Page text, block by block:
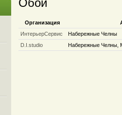
Обои
Организация
ИнтерьерСервис
Набережные Челны
D.I.studio
Набережные Челны,